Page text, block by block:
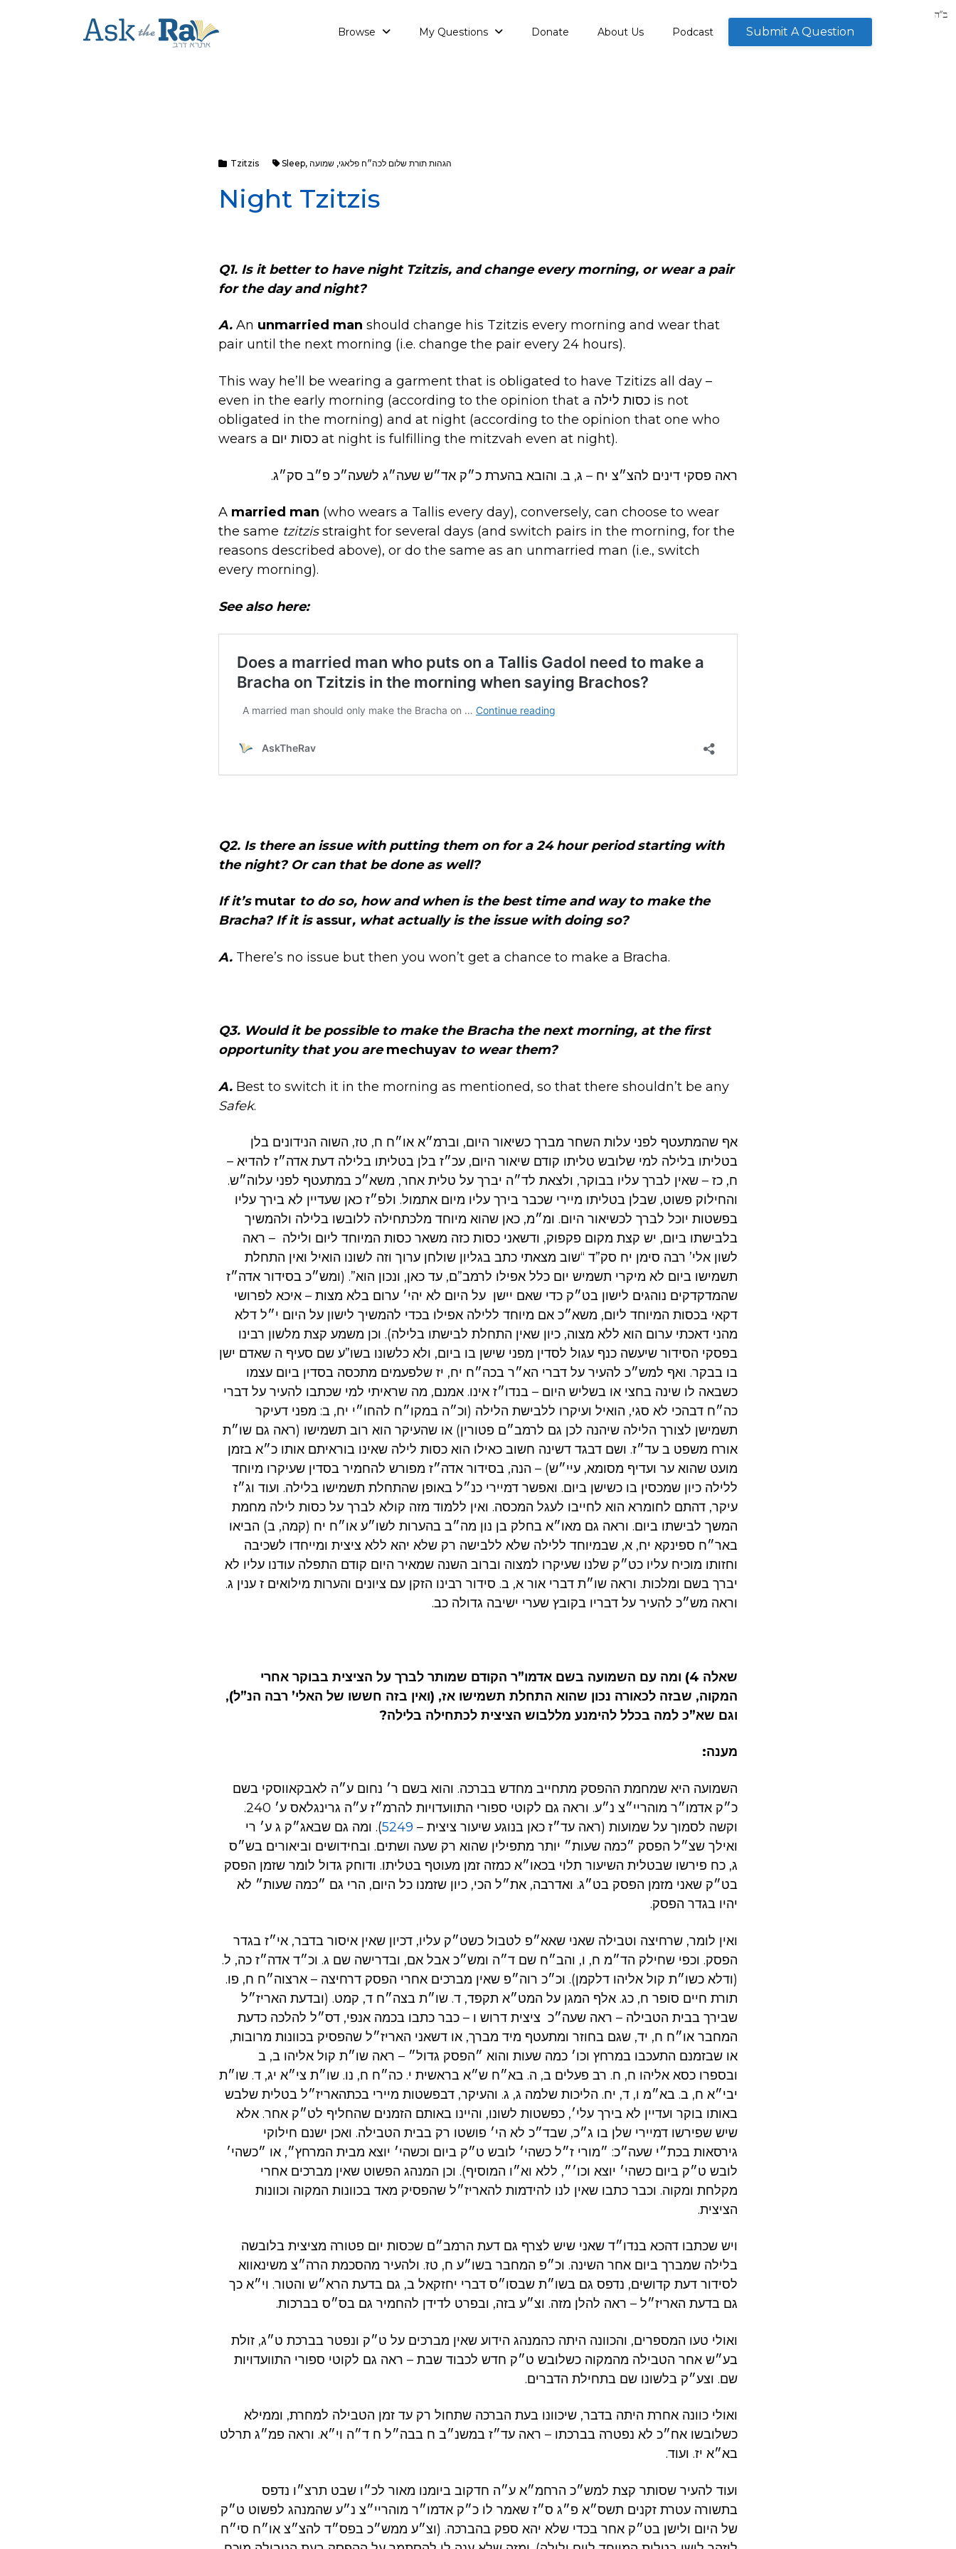
Browse My Questions Donate About Us Podcast Submit A Question
Tzitzis Sleep, הגהות תורת שלום לכה״ח פלאגי, שמועה
Night Tzitzis
Q1. Is it better to have night Tzitzis, and change every morning, or wear a pair
for the day and night?
A. An unmarried man should change his Tzitzis every morning and wear that
pair until the next morning (i.e. change the pair every 24 hours).
This way he’ll be wearing a garment that is obligated to have Tzitizs all day –
even in the early morning (according to the opinion that a כסות לילה is not
obligated in the morning) and at night (according to the opinion that one who
wears a כסות יום at night is fulfilling the mitzvah even at night).
ראה פסקי דינים להצ״צ יח – ג, ב. והובא בהערת כ״ק אד״ש שעה״ג לשעה״כ פ״ב סק״ג.
A married man (who wears a Tallis every day), conversely, can choose to wear
the same tzitzisstraight for several days (and switch pairs in the morning, for the
reasons described above), or do the same as an unmarried man (i.e., switch
every morning).
See also here:
Q2. Is there an issue with putting them on for a 24 hour period starting with
the night? Or can that be done as well?
If it’s mutar to do so, how and when is the best time and way to make the
Bracha? If it is assur, what actually is the issue with doing so?
A. There’s no issue but then you won’t get a chance to make a Bracha.
Q3. Would it be possible to make the Bracha the next morning, at the first
opportunity that you aremechuyav to wear them?
A. Best to switch it in the morning as mentioned, so that there shouldn’t be any
Safek.
אף שהמתעטף לפני עלות השחר מברך כשיאור היום, וברמ״א או״ח ח, טז, השוה הנידונים בלן
בטליתו בלילה למי שלובש טליתו קודם שיאור היום, עכ״ז בלן בטליתו בלילה דעת אדה״ז להדיא –
ח, כז – שאין לברך עליו בבוקר, ולצאת לד״ה יברך על טלית אחר, משא״כ במתעטף לפני עלוה״ש.
והחילוק פשוט, שבלן בטליתו מיירי שכבר בירך עליו מיום אתמול. ולפ״ז כאן שעדיין לא בירך עליו
בפשטות יוכל לברך לכשיאור היום. ומ״מ, כאן שהוא מיוחד מלכתחילה ללובשו בלילה ולהמשיך
בלבישתו ביום, יש קצת מקום פקפוק, ודשאני כסות כזה משאר כסות המיוחד ליום ולילה – ראה
לשון אלי’ רבה סימן יח סק”ד “שוב מצאתי כתב בגליון שולחן ערוך וזה לשונו הואיל ואין התחלת
תשמישו ביום לא מיקרי תשמיש יום כלל אפילו לרמב”ם, עד כאן, ונכון הוא”. (ומש״כ בסידור אדה״ז
שהמדקדקים נוהגים לישון בט״ק כדי שאם יישן על היום לא יהי׳ ערום בלא מצות – איכא לפרושי
דקאי בכסות המיוחד ליום, משא״כ אם מיוחד ללילה אפילו בכדי להמשיך לישון על היום י״ל דלא
מהני דאכתי ערום הוא ללא מצוה, כיון שאין התחלת לבישתו בלילה). וכן משמע קצת מלשון רבינו
בפסקי הסידור שיעשה כנף עגול לסדין מפני שישן בו ביום, ולא כלשונו בשו”ע שם סעיף ה שאדם ישן
בו בבקר. ואף למש״כ להעיר על דברי הא״ר בכה״ח יח, יז שלפעמים מתכסה בסדין ביום עצמו
כשבאה לו שינה בחצי או בשליש היום – בנדו״ז אינו. אמנם, מה שראיתי למי שכתבו להעיר על דברי
כה״ח דבהכי לא סגי, הואיל ועיקרו ללבישת הלילה (וכ״ה במקו״ח להחו״י יח, ב: מפני דעיקר
תשמישן לצורך הלילה שיהנה לכן גם לרמב״ם פטורין) או שהעיקר הוא רוב תשמישו (ראה גם שו״ת
אורח משפט ב עד״ז. ושם דבגד דשינה חשוב כאילו הוא כסות לילה שאינו בוראיתם אותו כ״א בזמן
מועט שהוא ער ועדיף מסומא, עיי״ש) – הנה, בסידור אדה״ז מפורש להחמיר בסדין שעיקרו מיוחד
ללילה כיון שמכסין בו כשישן ביום. ואפשר דמיירי כנ״ל באופן שהתחלת תשמישו בלילה. ועוד וג״ז
עיקר, דהתם לחומרא הוא לחייבו לעגל המכסה. ואין ללמוד מזה קולא לברך על כסות לילה מחמת
המשך לבישתו ביום. וראה גם מאו״א בחלק בן נון מה״ב בהערות לשו״ע או״ח יח (קמה, ב) הביאו
באר״ח ספינקא יח, א, שבמיוחד ללילה שלא ללבישה רק שלא יהא ללא ציצית ומייחדו לשכיבה
וחזותו מוכיח עליו כט״ק שלנו שעיקרו למצוה וברוב השנה שמאיר היום קודם התפלה עודנו עליו לא
יברך בשם ומלכות. וראה שו״ת דברי אור א, ב. סידור רבינו הזקן עם ציונים והערות מילואים ז ענין ג.
וראה מש״כ להעיר על דבריו בקובץ שערי ישיבה גדולה כב.
שאלה 4) ומה עם השמועה בשם אדמו”ר הקודם שמותר לברך על הציצית בבוקר אחרי
המקוה, שבזה לכאורה נכון שהוא התחלת תשמישו אז, (ואין בזה חששו של האלי’ רבה הנ”ל),
וגם שא”כ למה בכלל להימנע מללבוש הציצית לכתחילה בלילה?
מענה:
השמועה היא שמחמת ההפסק מתחייב מחדש בברכה. והוא בשם ר׳ נחום ע״ה לאבקאווסקי בשם
כ״ק אדמו״ר מוהריי״צ נ״ע. וראה גם לקוטי ספורי התוועדויות להרמ״ז ע״ה גרינגלאס ע׳ 240.
וקשה לסמוך על שמועות (ראה עד״ז כאן בנוגע שיעור ציצית – 5249). ומה גם שבאג״ק ג ע׳ רי
ואילך שצ״ל הפסק ״כמה שעות״ יותר מתפילין שהוא רק שעה ושתים. ובחידושים וביאורים בש״ס
ג, כח פירשו שבטלית השיעור תלוי בכאו״א כמזה זמן מעוטף בטליתו. ודוחק גדול לומר שזמן הפסק
בט״ק שאני מזמן הפסק בט״ג. ואדרבה, את״ל הכי, כיון שזמנו כל היום, הרי גם ״כמה שעות״ לא
יהיו בגדר הפסק.
ואין לומר, שרחיצה וטבילה שאני שאא״פ לטבול כשט״ק עליו, דכיון שאין איסור בדבר, אי״ז בגדר
הפסק. וכפי שחילק הד״מ ח, ו, והב״ח שם ד״ה ומש״כ אבל אם, ובדרישה שם ג. וכ״ד אדה״ז כה, ל.
(ודלא כשו״ת קול אליהו דלקמן). וכ״כ רוה״פ שאין מברכים אחרי הפסק דרחיצה – ארצוה״ח ח, פו.
תורת חיים סופר ח, כג. אלף המגן על המט״א תקפד, ד. שו״ת בצה״ח ד, קמט. (ובדעת האריז״ל
שבירך בבית הטבילה – ראה שעה״כ ציצית דרוש ו – כבר כתבו בכמה אנפי, דס״ל להלכה כדעת
המחבר או״ח ח, יד, שגם בחוזר ומתעטף מיד מברך, או דשאני האריז״ל שהפסיק בכוונות מרובות,
או שבזמנם התעכבו במרחץ וכו׳ כמה שעות והוא ״הפסק גדול״ – ראה שו״ת קול אליהו ב, ב
ובספרו כסא אליהו ח, ח. רב פעלים ב, ה. בא״ח ש״א בראשית י. כה״ח ח, נו. שו״ת צי״א יג, ד. שו״ת
יבי״א ח, ב. בא״מ ו, ד, יח. הליכות שלמה ג, ג. והעיקר, דבפשטות מיירי בכתהאריז״ל בטלית שלבש
באותו בוקר ועדיין לא בירך עלי׳, כפשטות לשונו, והיינו באותם הזמנים שהחליף לט״ק אחר. אלא
שיש שפירשו דמיירי שלן בו ג״כ, שבד״כ לא הי׳ פושטו רק בבית הטבילה. ואכן ישנם חילוקי
גירסאות בכת״י שעה״כ: ״מורי ז״ל כשהי׳ לובש ט״ק ביום וכשהי׳ יוצא מבית המרחץ״, או ״כשהי׳
לובש ט״ק ביום כשהי׳ יוצא וכו׳״, ללא וא״ו המוסיף). וכן המנהג הפשוט שאין מברכים אחרי
מקלחת ומקוה. וכבר כתבו שאין לנו להידמות להאריז״ל שהפסיק מאד בכוונות המקוה וכוונות
הציצית.
ויש שכתבו דהכא בנדו״ד שאני שיש לצרף גם דעת הרמב״ם שכסות יום פטורה מציצית בלובשה
בלילה שמברך ביום אחר השינה. וכ״פ המחבר בשו״ע ח, טז. ולהעיר מהסכמת הרה״צ משינאווא
לסידור דעת קדושים, נדפס גם בשו״ת שבסו״ס דברי יחזקאל ב, גם בדעת הרא״ש והטור. וי״א כך
גם בדעת האריז״ל – ראה להלן מזה. וצ״ע בזה, ובפרט לדידן להחמיר גם בס״ס בברכות.
ואולי טעו המספרים, והכוונה היתה כהמנהג הידוע שאין מברכים על ט״ק ונפטר בברכת ט״ג, זולת
בע״ש אחר הטבילה מהמקוה כשלובש ט״ק חדש לכבוד שבת – ראה גם לקוטי ספורי התוועדויות
שם. וצע״ק בלשונו שם בתחילת הדברים.
ואולי כוונה אחרת היתה בדבר, שיכוונו בעת הברכה שתחול רק עד זמן הטבילה למחרת, וממילא
כשלובשו אח״כ לא נפטרה בברכתו – ראה עד״ז במשנ״ב ח בבה״ל ח ד״ה וי״א. וראה פמ״ג תרלט
בא״א יז. ועוד.
ועוד להעיר שסותר קצת למש״כ הרחמ״א ע״ה חדקוב ביומנו מאור לכ״ו שבט תרצ״ו נדפס
בתשורה עטרת זקנים תשס״א פ״ג ס״ז שאמר לו כ״ק אדמו״ר מוהריי״צ נ״ע שהמנהג לפשוט ט״ק
של היום ולישן בט״ק אחר בכדי שלא יהא ספק בהברכה. (וצ״ע ממש״כ בפס״ד להצ״צ או״ח סי״ח